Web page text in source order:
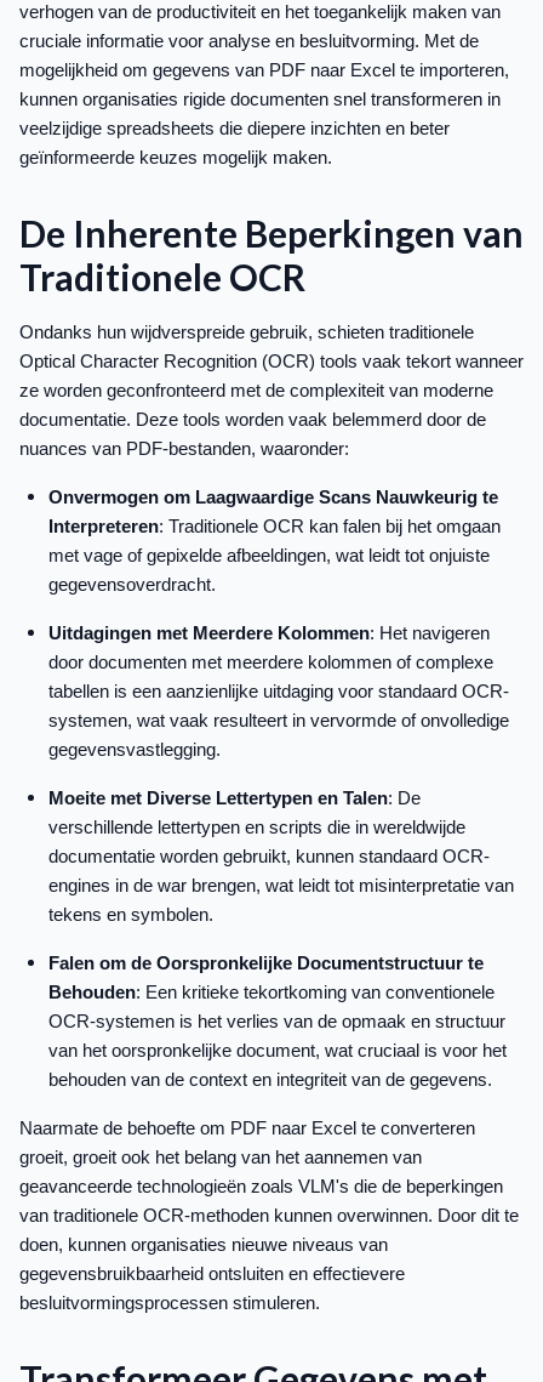
verhogen van de productiviteit en het toegankelijk maken van
cruciale informatie voor analyse en besluitvorming. Met de
mogelijkheid om gegevens van PDF naar Excel te importeren,
kunnen organisaties rigide documenten snel transformeren in
veelzijdige spreadsheets die diepere inzichten en beter
geïnformeerde keuzes mogelijk maken.
De Inherente Beperkingen van
Traditionele OCR
Ondanks hun wijdverspreide gebruik, schieten traditionele
Optical Character Recognition (OCR) tools vaak tekort wanneer
ze worden geconfronteerd met de complexiteit van moderne
documentatie. Deze tools worden vaak belemmerd door de
nuances van PDF-bestanden, waaronder:
Onvermogen om Laagwaardige Scans Nauwkeurig te
Interpreteren: Traditionele OCR kan falen bij het omgaan
met vage of gepixelde afbeeldingen, wat leidt tot onjuiste
gegevensoverdracht.
Uitdagingen met Meerdere Kolommen: Het navigeren
door documenten met meerdere kolommen of complexe
tabellen is een aanzienlijke uitdaging voor standaard OCR-
systemen, wat vaak resulteert in vervormde of onvolledige
gegevensvastlegging.
Moeite met Diverse Lettertypen en Talen: De
verschillende lettertypen en scripts die in wereldwijde
documentatie worden gebruikt, kunnen standaard OCR-
engines in de war brengen, wat leidt tot misinterpretatie van
tekens en symbolen.
Falen om de Oorspronkelijke Documentstructuur te
Behouden: Een kritieke tekortkoming van conventionele
OCR-systemen is het verlies van de opmaak en structuur
van het oorspronkelijke document, wat cruciaal is voor het
behouden van de context en integriteit van de gegevens.
Naarmate de behoefte om PDF naar Excel te converteren
groeit, groeit ook het belang van het aannemen van
geavanceerde technologieën zoals VLM's die de beperkingen
van traditionele OCR-methoden kunnen overwinnen. Door dit te
doen, kunnen organisaties nieuwe niveaus van
gegevensbruikbaarheid ontsluiten en effectievere
besluitvormingsprocessen stimuleren.